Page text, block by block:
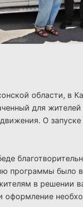
области, в
для
О
программы было
в решении
оформление